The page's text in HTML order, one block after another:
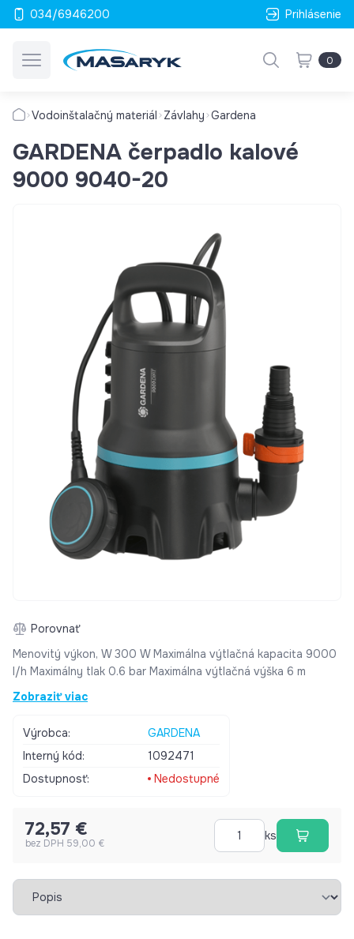
034/6946200 Prihlásenie
0
Vodoinštalačný materiál Závlahy Gardena
GARDENA čerpadlo kalové
9000 9040-20
Porovnať
Menovitý výkon, W 300 W Maximálna výtlačná kapacita 9000
l/h Maximálny tlak 0.6 bar Maximálna výtlačná výška 6 m
Zobraziť viac
Výrobca:
GARDENA
Interný kód:
1092471
Dostupnosť:
Nedostupné
72,57 €
bez DPH 59,00 €
ks
Vybrať záložku